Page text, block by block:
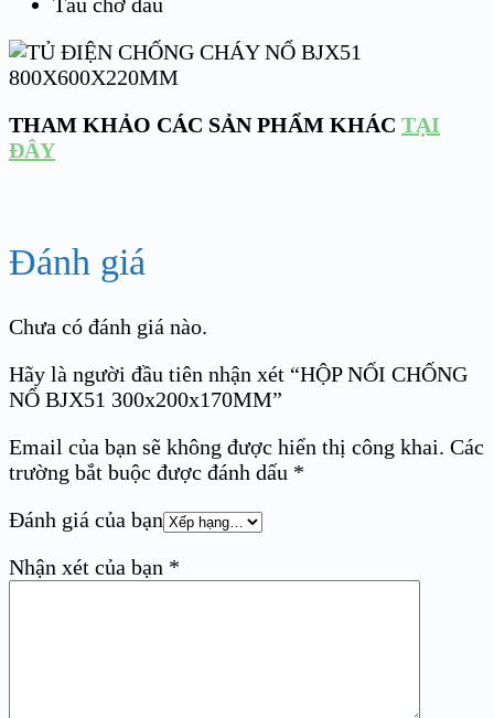
THAM KHẢO CÁC SẢN PHẨM KHÁC TẠI
ĐÂY
Đánh giá
Chưa có đánh giá nào.
Hãy là người đầu tiên nhận xét “HỘP NỐI CHỐNG
NỔ BJX51 300x200x170MM”
Email của bạn sẽ không được hiển thị công khai. Các
trường bắt buộc được đánh dấu *
Đánh giá của bạn
Nhận xét của bạn *